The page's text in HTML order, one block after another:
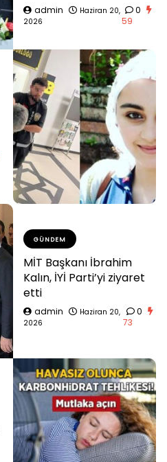
admin
Haziran 20,
2026
0
59
GÜNDEM
MİT Başkanı İbrahim
Kalın, İYİ Parti’yi ziyaret
etti
admin
Haziran 20,
2026
0
73